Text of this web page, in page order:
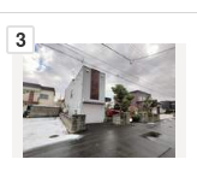
ジ
に
保
存
す
る
3